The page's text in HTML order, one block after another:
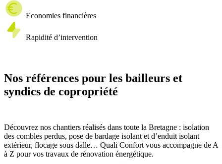
Economies financières
Rapidité d’intervention
Nos références pour les bailleurs et
syndics de copropriété
Découvrez nos chantiers réalisés dans toute la Bretagne : isolation
des combles perdus, pose de bardage isolant et d’enduit isolant
extérieur, flocage sous dalle… Quali Confort vous accompagne de A
à Z pour vos travaux de rénovation énergétique.